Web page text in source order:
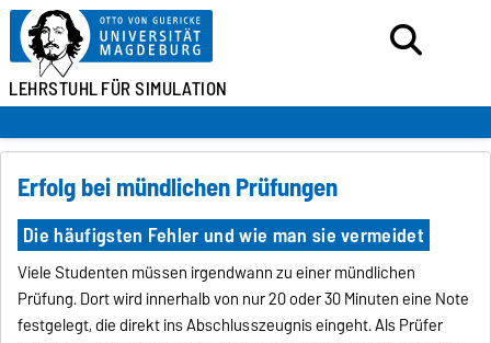
LEHRSTUHLFÜR SIMULATION
Erfolg bei mündlichen Prüfungen
Die häufigsten Fehler und wie man sie vermeidet
Viele Studenten müssen irgendwann zu einer mündlichen
Prüfung. Dort wird innerhalb von nur 20 oder 30 Minuten eine Note
festgelegt, die direkt ins Abschlusszeugnis eingeht. Als Prüfer